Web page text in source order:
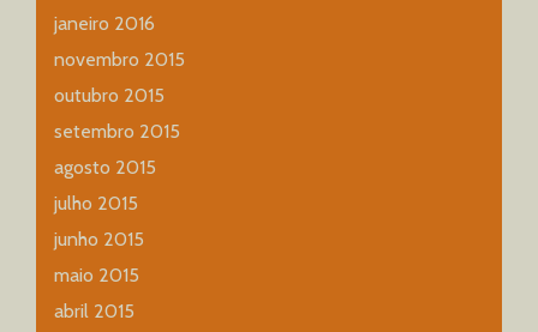
janeiro 2016
novembro 2015
outubro 2015
setembro 2015
agosto 2015
julho 2015
junho 2015
maio 2015
abril 2015